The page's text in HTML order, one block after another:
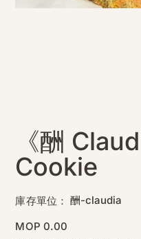
《酬
Cookie
庫存單位：
SKU
酬-
酬-claudia
價
格
MOP 0.00